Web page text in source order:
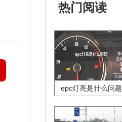
热门阅读
epc灯亮是什么问题